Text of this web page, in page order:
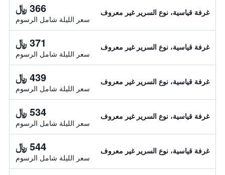
غرفة قياسية، نوع السرير غير معروف 366 ﷼
سعر الليلة شامل الرسوم
غرفة قياسية، نوع السرير غير معروف 371 ﷼
سعر الليلة شامل الرسوم
غرفة قياسية، نوع السرير غير معروف 439 ﷼
سعر الليلة شامل الرسوم
غرفة قياسية، نوع السرير غير معروف 534 ﷼
سعر الليلة شامل الرسوم
غرفة قياسية، نوع السرير غير معروف 544 ﷼
سعر الليلة شامل الرسوم